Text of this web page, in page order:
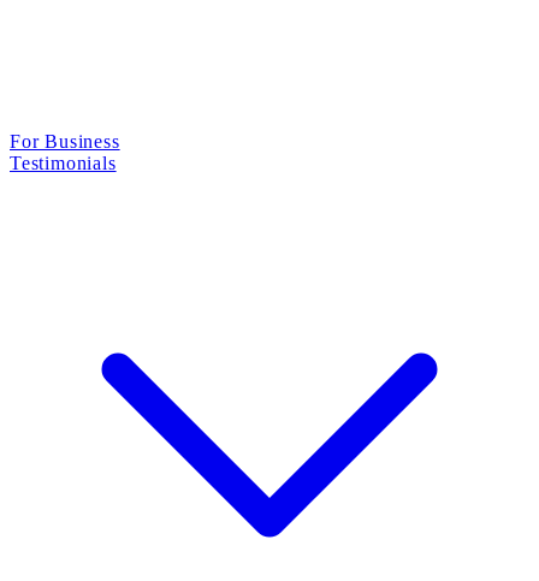
For Business
Testimonials